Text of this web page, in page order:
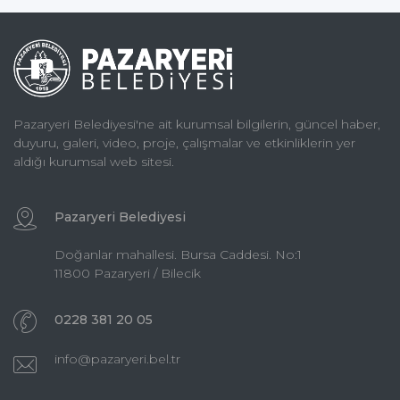
Pazaryeri Belediyesi'ne ait kurumsal bilgilerin, güncel haber,
duyuru, galeri, video, proje, çalışmalar ve etkinliklerin yer
aldığı kurumsal web sitesi.
Pazaryeri Belediyesi
Doğanlar mahallesi. Bursa Caddesi. No:1
11800 Pazaryeri / Bilecik
0228 381 20 05
info@pazaryeri.bel.tr